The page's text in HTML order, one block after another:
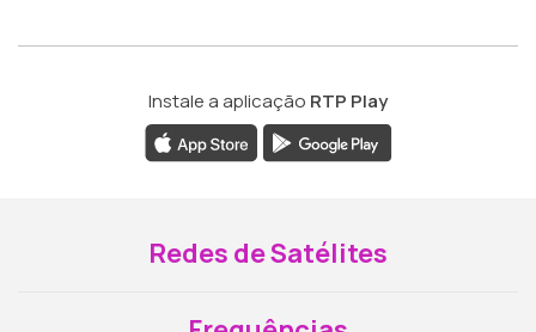
Instale a aplicação RTP Play
Redes de Satélites